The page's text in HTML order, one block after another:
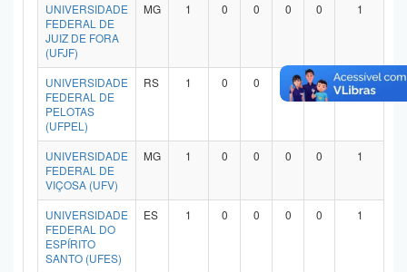
UNIVERSIDADE
FEDERAL DE
JUIZ DE FORA
(UFJF)
MG 1 0 0 0 0 1
UNIVERSIDADE
FEDERAL DE
PELOTAS
(UFPEL)
RS 1 0 0 0 0 1
UNIVERSIDADE
FEDERAL DE
VIÇOSA (UFV)
MG 1 0 0 0 0 1
UNIVERSIDADE
FEDERAL DO
ESPÍRITO
SANTO (UFES)
ES 1 0 0 0 0 1